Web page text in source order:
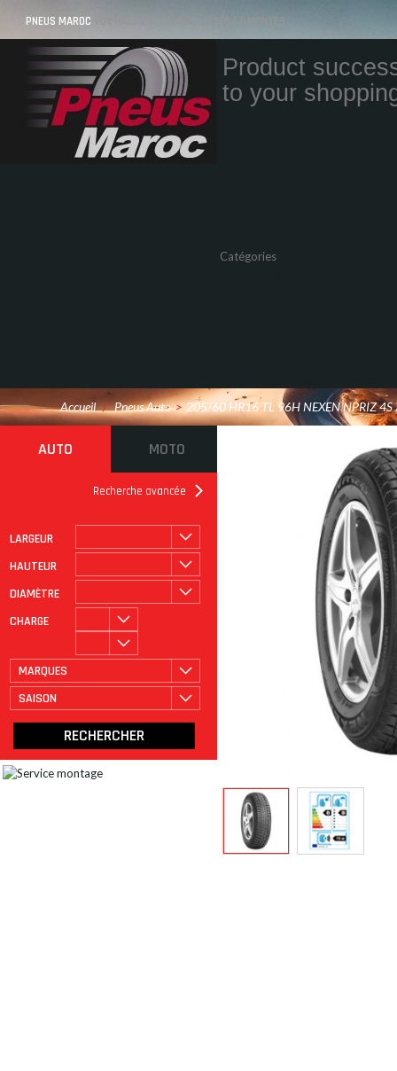
PNEUS MAROC VOS PNEUS AU MAROC LIVRÉS ET MONTÉS
Product
to your
Catégories
Accueil / Pneus Auto > 205/60 HR16 TL 96H NEXEN NPRIZ 4S
AUTO MOTO
Recherche avancée
LARGEUR
HAUTEUR
DIAMÈTRE
CHARGE
MARQUES
SAISON
ROULAGE À PLAT